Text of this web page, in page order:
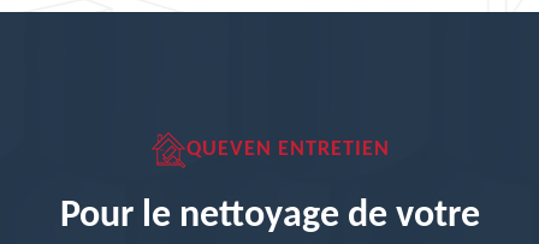
QUEVEN ENTRETIEN
Pour le nettoyage de votre